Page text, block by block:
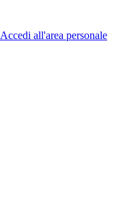
Accedi all'area personale